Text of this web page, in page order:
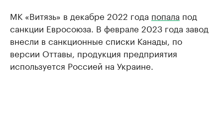
МК «Витязь» в декабре 2022 года попала под
санкции Евросоюза. В феврале 2023 года завод
внесли в санкционные списки Канады, по
версии Оттавы, продукция предприятия
используется Россией на Украине.